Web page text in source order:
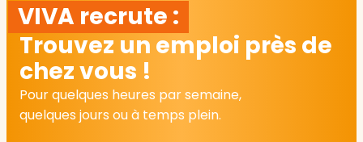
VIVA recrute :
Trouvez un emploi près de
chez vous !
Pour quelques heures par semaine,
quelques jours ou à temps plein.